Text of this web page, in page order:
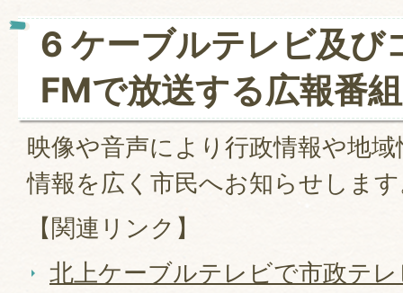
6 ケーブルテレビ及び
FMで放送する広報番組
映像や音声により行政情報や地
情報を広く市民へお知らせしま
【関連リンク】
北上ケーブルテレビで市政テ